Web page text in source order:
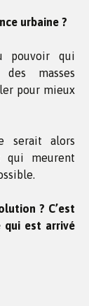
urbaine ?
pouvoir qui
masses
pour mieux
serait alors
qui meurent
? C’est
qui est arrivé